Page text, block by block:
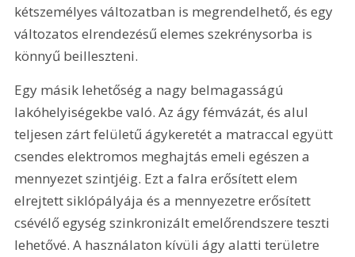
kétszemélyes változatban is megrendelhető, és egy
változatos elrendezésű elemes szekrénysorba is
könnyű beilleszteni.
Egy másik lehetőség a nagy belmagasságú
lakóhelyiségekbe való. Az ágy fémvázát, és alul
teljesen zárt felületű ágykeretét a matraccal együtt
csendes elektromos meghajtás emeli egészen a
mennyezet szintjéig. Ezt a falra erősített elem
elrejtett siklópályája és a mennyezetre erősített
csévélő egység szinkronizált emelőrendszere teszti
lehetővé. A használaton kívüli ágy alatti területre